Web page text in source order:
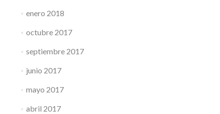
enero 2018
octubre 2017
septiembre 2017
junio 2017
mayo 2017
abril 2017